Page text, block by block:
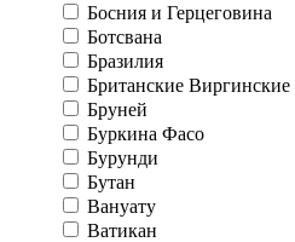
Босния и Герцеговина
Ботсвана
Бразилия
Британские Виргинские
Бруней
Буркина Фасо
Бурунди
Бутан
Вануату
Ватикан